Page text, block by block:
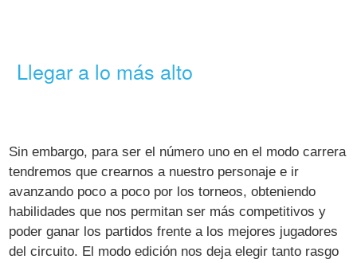
Llegar a lo más alto
Sin embargo, para ser el número uno en el modo carrera
tendremos que crearnos a nuestro personaje e ir
avanzando poco a poco por los torneos, obteniendo
habilidades que nos permitan ser más competitivos y
poder ganar los partidos frente a los mejores jugadores
del circuito. El modo edición nos deja elegir tanto rasgo